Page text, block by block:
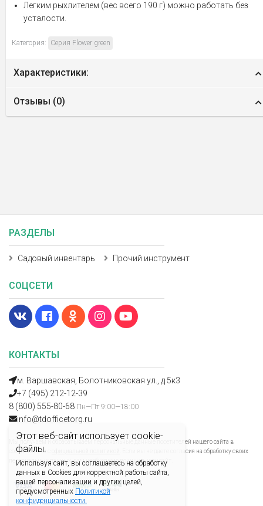
Этот веб-сайт использует cookie-
файлы.
Используя сайт, вы соглашаетесь на обработку
данных в Cookies для корректной работы сайта,
вашей персонализации и других целей,
предусмотренных Политикой
конфиденциальности.
Легким рыхлителем (вес всего 190 г) можно работать без
усталости.
Категория: Серия Flower green
Характеристики:
Отзывы (0)
КОНТАКТЫ
м. Варшавская, Болотниковская ул., д.5к3
+7 (495) 212-12-39
8 (800) 555-80-68 Пн—Пт 9:00—18:00
info@tdofficetorg.ru
Мы получаем и обрабатываем персональные данные посетителей нашего сайта в
соответствии с
. Если вы не даете согласия на обработку своих
персональных данных, вам необходимо покинуть наш сайт.
РАЗДЕЛЫ
Садовый инвентарь Прочий инструмент
СОЦСЕТИ